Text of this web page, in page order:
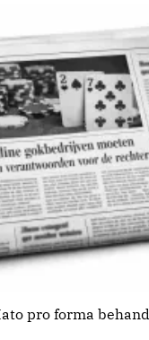
pro forma